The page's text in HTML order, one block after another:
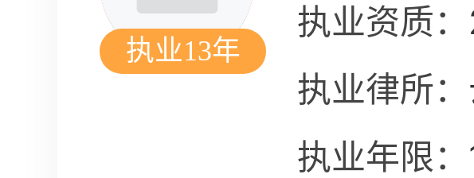
执业13年
执业资质：
执业律所：
执业年限：